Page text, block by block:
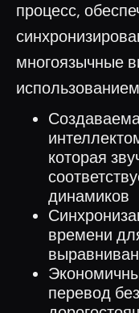
процесс,
многоязычные
которая
динамиков
времени
перевод